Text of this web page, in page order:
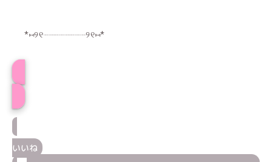
*⑅︎୨୧┈︎┈︎┈︎┈︎┈︎┈︎┈︎┈︎୨୧⑅︎*
いいね